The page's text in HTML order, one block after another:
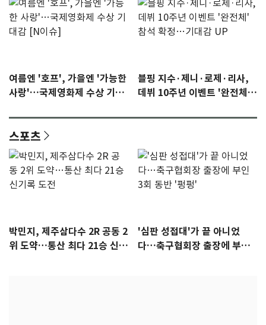
여름엔 '호프', 가을엔 '가능한
사랑'…국제영화제 수상 기대
블핑 지수·제니·로제·리사,
데뷔 10주년 이벤트 '완전체'
스포츠
박민지, 제주삼다수 2R 공동 2
위 도약…통산 최다 21승 신기
'심판 성접대'가 끝 아니었
다…축구협회장 출장에 부인